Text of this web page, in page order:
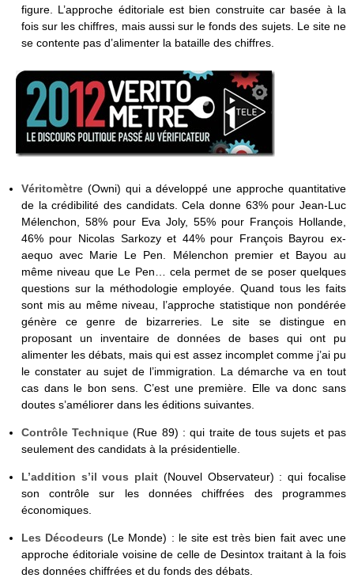
figure. L’approche éditoriale est bien construite car basée à la
fois sur les chiffres, mais aussi sur le fonds des sujets. Le site ne
se contente pas d’alimenter la bataille des chiffres.
Véritomètre(Owni) qui a développé une approche quantitative
de la crédibilité des candidats. Cela donne 63% pour Jean-Luc
Mélenchon, 58% pour Eva Joly, 55% pour François Hollande,
46% pour Nicolas Sarkozy et 44% pour François Bayrou ex-
aequo avec Marie Le Pen. Mélenchon premier et Bayou au
même niveau que Le Pen… cela permet de se poser quelques
questions sur la méthodologie employée. Quand tous les faits
sont mis au même niveau, l’approche statistique non pondérée
génère ce genre de bizarreries. Le site se distingue en
proposant un inventaire de données de bases qui ont pu
alimenter les débats, mais qui est assez incomplet comme j’ai pu
le constater au sujet de l’immigration. La démarche va en tout
cas dans le bon sens. C’est une première. Elle va donc sans
doutes s’améliorer dans les éditions suivantes.
Contrôle Technique (Rue 89) : qui traite de tous sujets et pas
seulement des candidats à la présidentielle.
L’addition s’il vous plait (Nouvel Observateur) : qui focalise
son contrôle sur les données chiffrées des programmes
économiques.
Les Décodeurs (Le Monde) : le site est très bien fait avec une
approche éditoriale voisine de celle de Desintox traitant à la fois
des données chiffrées et du fonds des débats.